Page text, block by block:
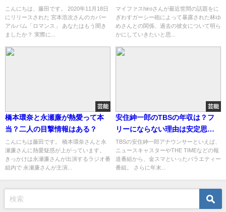
こんにちは、藤田です。 2020年11月18日
にリリースされた 宮本浩次さんのカバー
アルバム「ロマンス」 あなたはもう聞き
ましたか？ 実際に...
マイファスhiroさんが最近世間の話題をに
ぎわすガーシー砲によって暴露された林ゆ
めさんとの関係、過去の彼女について明ら
かにしていきたいと思...
芸能
橋本環奈と永瀬廉が熱愛って本
当？二人の目撃情報はある？
こんにちは藤田です。 橋本環奈さんと永
瀬廉さんに熱愛疑惑が上がっています。
きっかけは永瀬廉さんが出演するラジオ番
組内で 永瀬廉さんが主演...
芸能
安住紳一郎のTBSの年収は？フ
リーにならない理由は安定思考
だから
TBSの安住紳一郎アナウンサーといえば、
ニュースキャスターやTHE TIMEなどの報
道番組から、金スマといったバラエティー
番組。 さらに年末...